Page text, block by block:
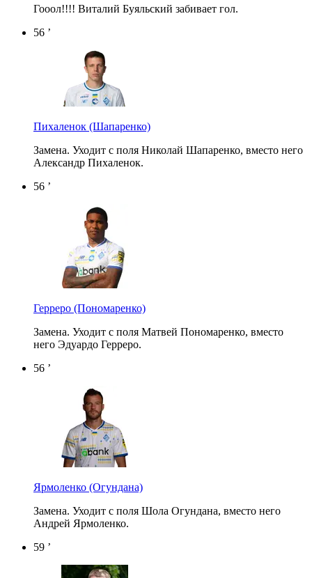
Гооол!!!! Виталий Буяльский забивает гол.
56 ’
Пихаленок (Шапаренко)
Замена. Уходит с поля Николай Шапаренко, вместо него
Александр Пихаленок.
56 ’
Герреро (Пономаренко)
Замена. Уходит с поля Матвей Пономаренко, вместо
него Эдуардо Герреро.
56 ’
Ярмоленко (Огундана)
Замена. Уходит с поля Шола Огундана, вместо него
Андрей Ярмоленко.
59 ’